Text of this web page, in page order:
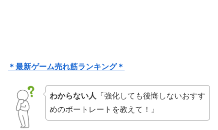
＊最新ゲーム売れ筋ランキング＊
わからない人 『強化しても後悔しないおすす
めのポートレートを教えて！』